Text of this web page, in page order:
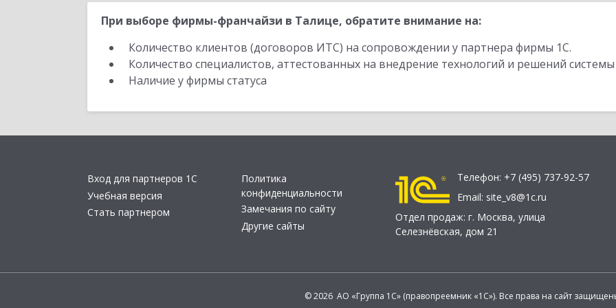
При выборе фирмы-франчайзи в Талице, обратите внимание на:
Количество клиентов (договоров ИТС) на сопровождении у партнера фирмы 1С.
Количество специалистов, аттестованных на внедрение технологий и решений
Наличие у фирмы статуса
Вход для партнеров 1С
Учебная версия
Стать партнером
Политика
конфиденциальности
Замечания по сайту
Другие сайты
Телефон: +7 (495) 737-92-57
Email: site_v8@1c.ru
Отдел продаж: г. Москва, улица
Селезнёвская, дом 21
© 2026 АО «Группа 1С» (правопреемник «1С»). Все права на сайт